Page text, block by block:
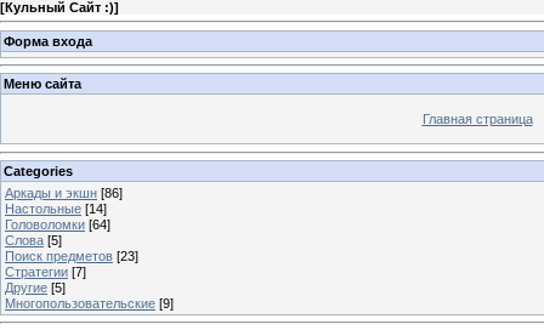
[Кульный Сайт :)]
Форма входа
Меню сайта
Главная страница
Categories
Аркады и экшн [86]
Настольные [14]
Головоломки [64]
Слова [5]
Поиск предметов [23]
Стратегии [7]
Другие [5]
Многопользовательские [9]